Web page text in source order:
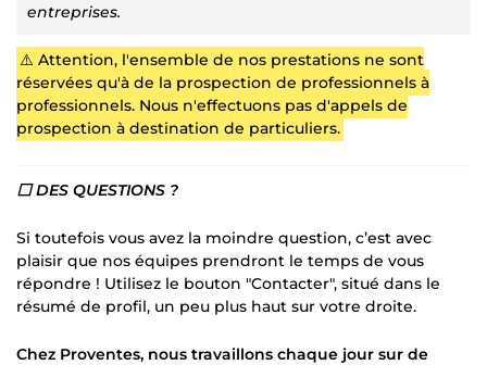
entreprises.
⚠️ Attention, l'ensemble de nos prestations ne sont
réservées qu'à de la prospection de professionnels à
professionnels. Nous n'effectuons pas d'appels de
prospection à destination de particuliers.
⬜ DES QUESTIONS ?
Si toutefois vous avez la moindre question, c’est avec
plaisir que nos équipes prendront le temps de vous
répondre ! Utilisez le bouton "Contacter", situé dans le
résumé de profil, un peu plus haut sur votre droite.
Chez Proventes, nous travaillons chaque jour sur de